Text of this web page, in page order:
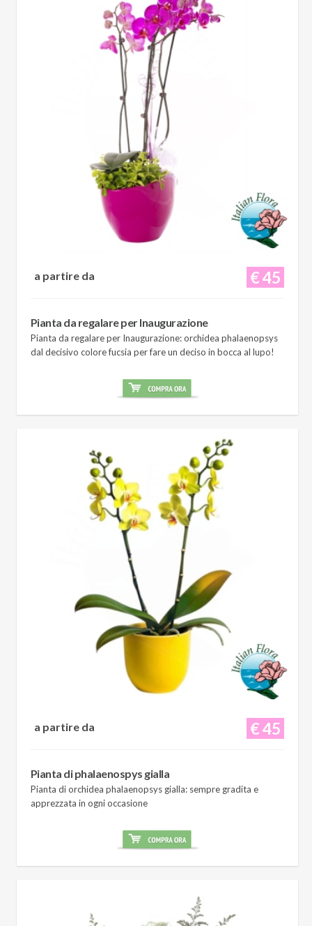
€ 45
a partire da
Pianta da regalare per Inaugurazione
Pianta da regalare per Inaugurazione: orchidea phalaenopsys
dal decisivo colore fucsia per fare un deciso in bocca al lupo!
€ 45
a partire da
Pianta di phalaenospys gialla
Pianta di orchidea phalaenopsys gialla: sempre gradita e
apprezzata in ogni occasione